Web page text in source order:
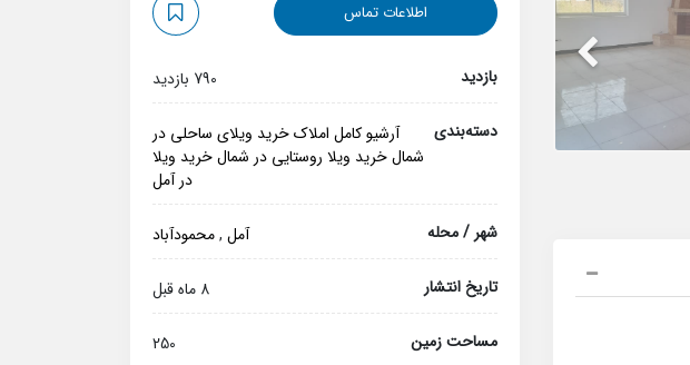
اطلاعات تماس
بازدید 790 بازدید
دسته‌بندی آرشیو کامل املاکخرید ویلای ساحلی در
شمالخرید ویلا روستایی در شمالخرید ویلا
در آمل
شهر / محله آمل ,محمودآباد
تاریخ انتشار 8 ماه قبل
مساحت زمین 250